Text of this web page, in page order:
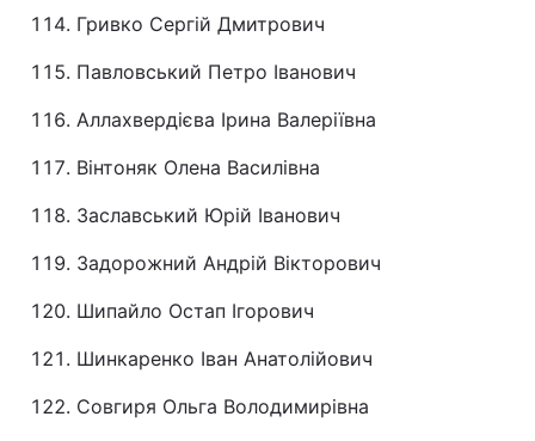
Гривко Сергій Дмитрович
Павловський Петро Іванович
Аллахвердієва Ірина Валеріївна
Вінтоняк Олена Василівна
Заславський Юрій Іванович
Задорожний Андрій Вікторович
Шипайло Остап Ігорович
Шинкаренко Іван Анатолійович
Совгиря Ольга Володимирівна